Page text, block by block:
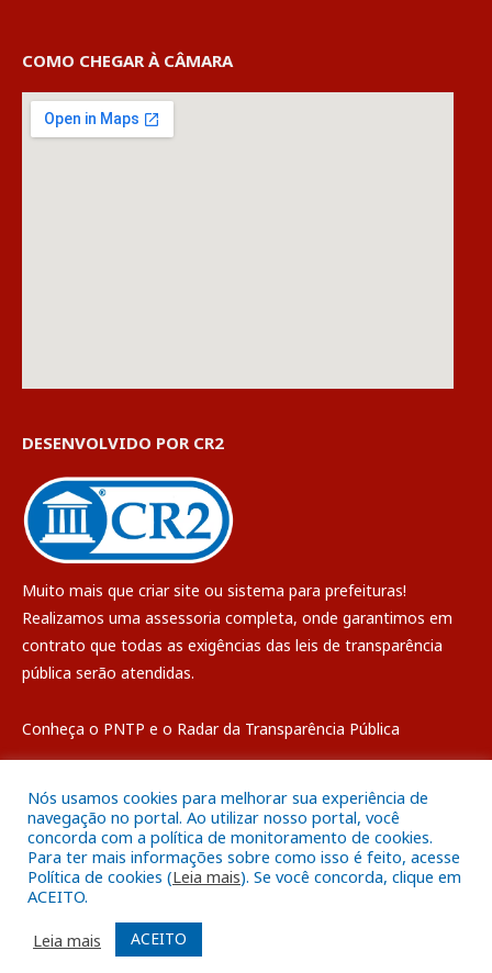
COMO CHEGAR À CÂMARA
DESENVOLVIDO POR CR2
Muito mais que criar site ou sistema para prefeituras!
Realizamos uma assessoria completa, onde garantimos em
contrato que todas as exigências das leis de transparência
pública serão atendidas.
Conheça o PNTP e o Radar da Transparência Pública
Todos os direitos reservados a Câmara Municipal de Breves
Mapa do Site
Acessar o Webmail
Nós usamos cookies para melhorar sua experiência de
navegação no portal. Ao utilizar nosso portal, você
concorda com a política de monitoramento de cookies.
Para ter mais informações sobre como isso é feito, acesse
Política de cookies (Leia mais). Se você concorda, clique em
ACEITO.
Leia mais
ACEITO